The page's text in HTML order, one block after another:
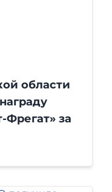
области
за